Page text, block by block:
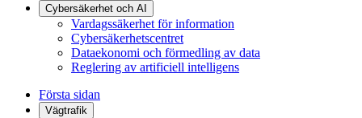
Cybersäkerhet och AI
Vardagssäkerhet för information
Cybersäkerhetscentret
Dataekonomi och förmedling av data
Reglering av artificiell intelligens
Första sidan
Vägtrafik